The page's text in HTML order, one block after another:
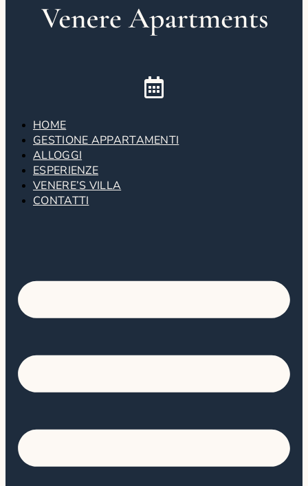
HOME
GESTIONE APPARTAMENTI
ALLOGGI
ESPERIENZE
VENERE’S VILLA
CONTATTI